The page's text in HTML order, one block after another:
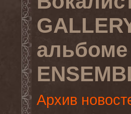
альбоме
Архив